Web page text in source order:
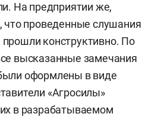
На предприятии же,
что проведенные слушания
конструктивно. По
высказанные замечания
оформлены в виде
«Агросилы»
в разрабатываемом